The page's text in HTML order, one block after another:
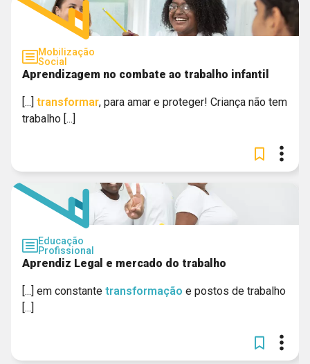
Mobilização
Social
Aprendizagem no combate ao trabalho infantil
[...] transformar, para amar e proteger! Criança não tem
trabalho [...]
Educação
Profissional
Aprendiz Legal e mercado do trabalho
[...] em constante transformação e postos de trabalho
[...]